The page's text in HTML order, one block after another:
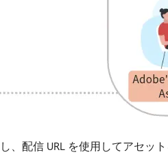
、配信 URL を使用してアセッ